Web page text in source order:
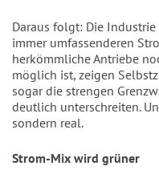
Daraus folgt: Die
immer umfassenderen
herkömmliche Antriebe
möglich ist, zeigen
sogar die strengen
deutlich unterschreiten.
sondern real.
Strom-Mix wird grüner